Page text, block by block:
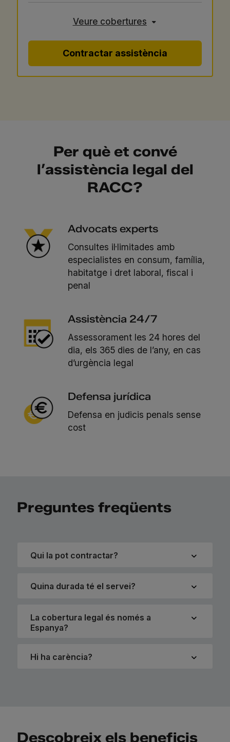
Veure cobertures
Contractar assistència
Per què et convé
l’assistència legal del
RACC?
Advocats experts
Consultes il·limitades amb
especialistes en consum, família,
habitatge i dret laboral, fiscal i
penal
Assistència 24/7
Assessorament les 24 hores del
dia, els 365 dies de l’any, en cas
d’urgència legal
Defensa jurídica
Defensa en judicis penals sense
cost
Preguntes freqüents
Qui la pot contractar?
Quina durada té el servei?
La cobertura legal és només a
Espanya?
Hi ha carència?
Descobreix els beneficis